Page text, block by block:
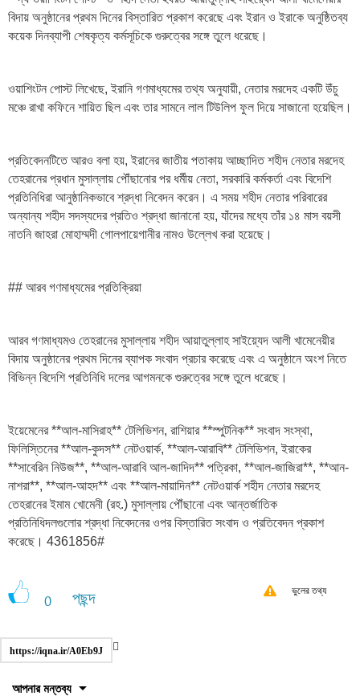
বিদায় অনুষ্ঠানের প্রথম দিনের বিস্তারিত প্রকাশ করেছে এবং ইরান ও ইরাকে অনুষ্ঠিতব্য
কয়েক দিনব্যাপী শেষকৃত্য কর্মসূচিকে গুরুত্বের সঙ্গে তুলে ধরেছে।
ওয়াশিংটন পোস্ট লিখেছে, ইরানি গণমাধ্যমের তথ্য অনুযায়ী, নেতার মরদেহ একটি উঁচু
মঞ্চে রাখা কফিনে শায়িত ছিল এবং তার সামনে লাল টিউলিপ ফুল দিয়ে সাজানো হয়েছিল।
প্রতিবেদনটিতে আরও বলা হয়, ইরানের জাতীয় পতাকায় আচ্ছাদিত শহীদ নেতার মরদেহ
তেহরানের প্রধান মুসাল্লায় পৌঁছানোর পর ধর্মীয় নেতা, সরকারি কর্মকর্তা এবং বিদেশি
প্রতিনিধিরা আনুষ্ঠানিকভাবে শ্রদ্ধা নিবেদন করেন। এ সময় শহীদ নেতার পরিবারের
অন্যান্য শহীদ সদস্যদের প্রতিও শ্রদ্ধা জানানো হয়, যাঁদের মধ্যে তাঁর ১৪ মাস বয়সী
নাতনি জাহরা মোহাম্মদী গোলপায়েগানীর নামও উল্লেখ করা হয়েছে।
## আরব গণমাধ্যমের প্রতিক্রিয়া
আরব গণমাধ্যমও তেহরানের মুসাল্লায় শহীদ আয়াতুল্লাহ সাইয়্যেদ আলী খামেনেয়ীর
বিদায় অনুষ্ঠানের প্রথম দিনের ব্যাপক সংবাদ প্রচার করেছে এবং এ অনুষ্ঠানে অংশ নিতে
বিভিন্ন বিদেশি প্রতিনিধি দলের আগমনকে গুরুত্বের সঙ্গে তুলে ধরেছে।
ইয়েমেনের **আল-মাসিরাহ** টেলিভিশন, রাশিয়ার **স্পুটনিক** সংবাদ সংস্থা,
ফিলিস্তিনের **আল-কুদস** নেটওয়ার্ক, **আল-আরাবি** টেলিভিশন, ইরাকের
**সাবেরিন নিউজ**, **আল-আরাবি আল-জাদিদ** পত্রিকা, **আল-জাজিরা**, **আন-
নাশরা**, **আল-আহদ** এবং **আল-মায়াদিন** নেটওয়ার্ক শহীদ নেতার মরদেহ
তেহরানের ইমাম খোমেনী (রহ.) মুসাল্লায় পৌঁছানো এবং আন্তর্জাতিক
প্রতিনিধিদলগুলোর শ্রদ্ধা নিবেদনের ওপর বিস্তারিত সংবাদ ও প্রতিবেদন প্রকাশ
করেছে। 4361856#
0 পছন্দ ভুলের তথ্য
https://iqna.ir/A0Eb9J
আপনার মন্তব্য